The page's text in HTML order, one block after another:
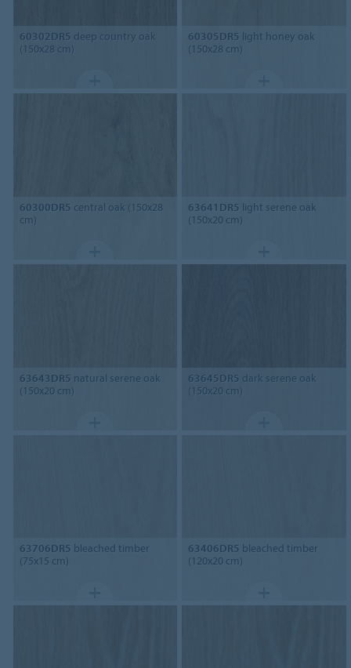
60302DR5 deep country oak
(150x28 cm)
60305DR5 light honey oak
(150x28 cm)
60300DR5 central oak (150x28
cm)
63641DR5 light serene oak
(150x20 cm)
63643DR5 natural serene oak
(150x20 cm)
63645DR5 dark serene oak
(150x20 cm)
63706DR5 bleached timber
(75x15 cm)
63406DR5 bleached timber
(120x20 cm)